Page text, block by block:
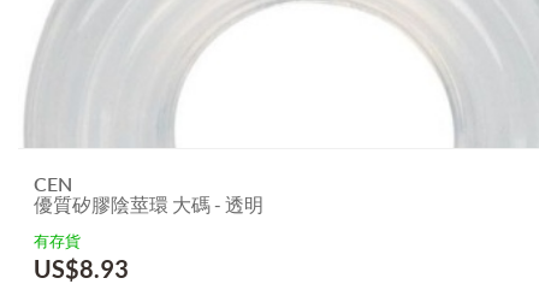
CEN
優質矽膠陰莖環 大碼 - 透明
有存貨
US$8.93